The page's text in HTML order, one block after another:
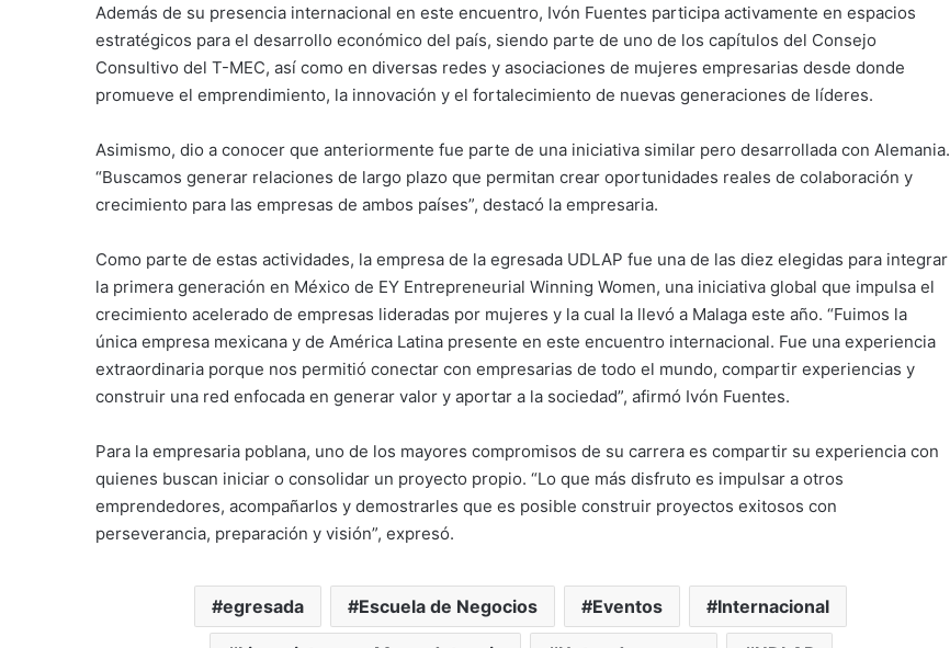
Además de su presencia internacional en este encuentro, Ivón Fuentes participa activamente en espacios
estratégicos para el desarrollo económico del país, siendo parte de uno de los capítulos del Consejo
Consultivo del T-MEC, así como en diversas redes y asociaciones de mujeres empresarias desde donde
promueve el emprendimiento, la innovación y el fortalecimiento de nuevas generaciones de líderes.
Asimismo, dio a conocer que anteriormente fue parte de una iniciativa similar pero desarrollada con Alemania.
“Buscamos generar relaciones de largo plazo que permitan crear oportunidades reales de colaboración y
crecimiento para las empresas de ambos países”, destacó la empresaria.
Como parte de estas actividades, la empresa de la egresada UDLAP fue una de las diez elegidas para integrar
la primera generación en México de EY Entrepreneurial Winning Women, una iniciativa global que impulsa el
crecimiento acelerado de empresas lideradas por mujeres y la cual la llevó a Malaga este año. “Fuimos la
única empresa mexicana y de América Latina presente en este encuentro internacional. Fue una experiencia
extraordinaria porque nos permitió conectar con empresarias de todo el mundo, compartir experiencias y
construir una red enfocada en generar valor y aportar a la sociedad”, afirmó Ivón Fuentes.
Para la empresaria poblana, uno de los mayores compromisos de su carrera es compartir su experiencia con
quienes buscan iniciar o consolidar un proyecto propio. “Lo que más disfruto es impulsar a otros
emprendedores, acompañarlos y demostrarles que es posible construir proyectos exitosos con
perseverancia, preparación y visión”, expresó.
egresada Escuela de Negocios Eventos Internacional